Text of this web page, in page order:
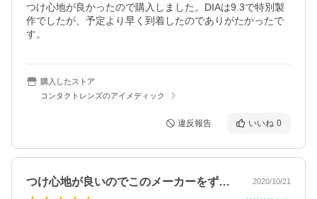
つけ心地が良かったので購入しました。DIAは9.3で特別製
作でしたが、予定より早く到着したのでありがたかったで
す。
購入したストア
コンタクトレンズのアイメディック
違反報告 いいね 0
つけ心地が良いのでこのメーカーをずっと… 2020/10/21